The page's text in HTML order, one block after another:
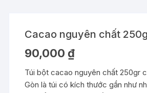
Cacao nguyên chất 250g
90,000 ₫
Túi bột cacao nguyên chất 250gr
Gòn là túi có kích thước gần như